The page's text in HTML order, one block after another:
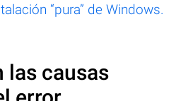
“pura” de Windows.
las causas